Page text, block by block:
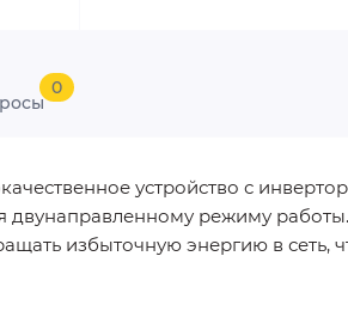
0
устройство с
режиму работы.
избыточную энергию в сеть,